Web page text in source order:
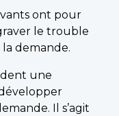
ont pour
le trouble
demande.
une
Il s’agit